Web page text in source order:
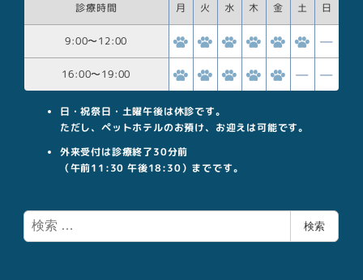
診療時間 月 火 水 木 金 土 日
9:00〜12:00
16:00〜19:00
日・祝祭日・土曜午後は休診です。
ただし、ペットホテルのお預け、お迎えは可能です。
外来受付は診療終了30分前
（午前11:30 午後18:30）までです。
検
索
検索